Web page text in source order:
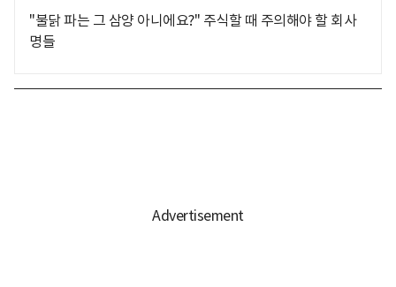
"불닭 파는 그 삼양 아니에요?" 주식할 때 주의해야 할 회사
명들